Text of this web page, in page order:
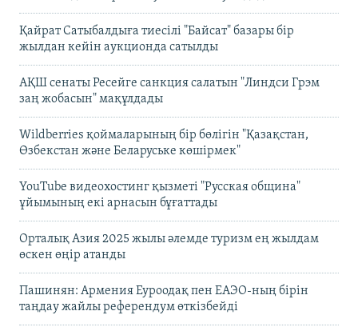
Қайрат Сатыбалдыға тиесілі "Байсат" базары бір
жылдан кейін аукционда сатылды
АҚШ сенаты Ресейге санкция салатын "Линдси Грэм
заң жобасын" мақұлдады
Wildberries қоймаларының бір бөлігін "Қазақстан,
Өзбекстан және Беларуське көшірмек"
YouTube видеохостинг қызметі "Русская община"
ұйымының екі арнасын бұғаттады
Орталық Азия 2025 жылы әлемде туризм ең жылдам
өскен өңір атанды
Пашинян: Армения Еуроодақ пен ЕАЭО-ның бірін
таңдау жайлы референдум өткізбейді